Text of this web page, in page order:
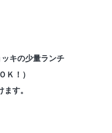
キの少量ランチ
Ｋ！）
す。